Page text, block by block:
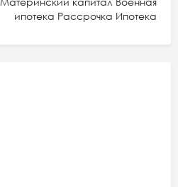
ипотека Рассрочка Ипотека